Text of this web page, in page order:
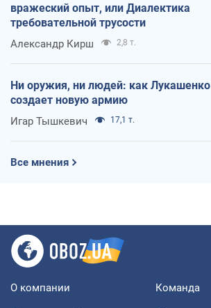
вражеский опыт, или Диалектика
требовательной трусости
Александр Кирш 2,8 т.
Ни оружия, ни людей: как Лукашенко
создает новую армию
Игар Тышкевич 17,1 т.
Все мнения
О компании Команда